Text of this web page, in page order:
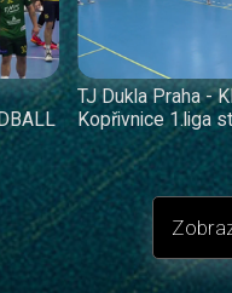
TJ Dukla Praha -
Kopřivnice 1.liga